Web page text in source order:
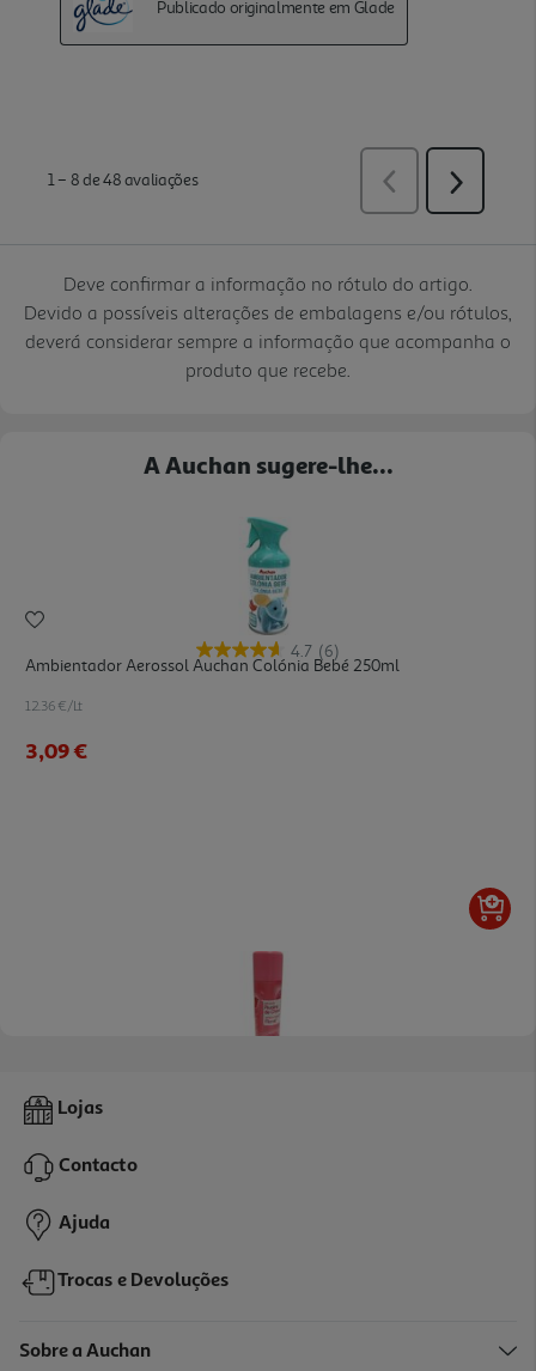
Deve confirmar a informação no rótulo do artigo.
Devido a possíveis alterações de embalagens e/ou rótulos,
deverá considerar sempre a informação que acompanha o
produto que recebe.
A Auchan sugere-lhe...
4.7 (6)
Ambientador Aerossol Auchan Colónia Bebé 250ml
12.36 €/Lt
3,09 €
Ambientador Auchan Aerossol Floral 300ml
1,09 €
Lojas
Contacto
Ajuda
Trocas e Devoluções
Sobre a Auchan